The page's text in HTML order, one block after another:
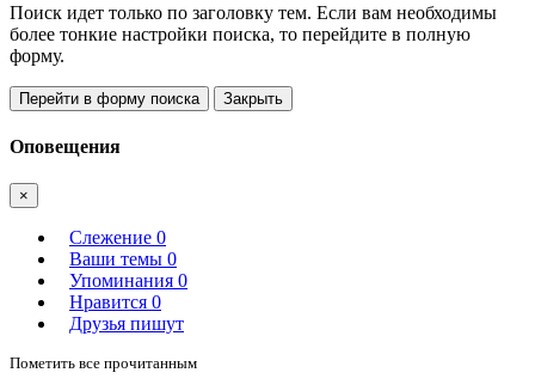
Поиск идет только по заголовку тем. Если вам необходимы
более тонкие настройки поиска, то перейдите в полную
форму.
Перейти в форму поиска Закрыть
Оповещения
×
Слежение 0
Ваши темы 0
Упоминания 0
Нравится 0
Друзья пишут
Пометить все прочитанным